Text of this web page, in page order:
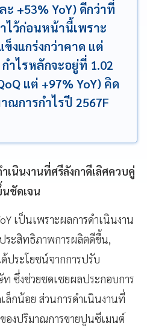
ะ +53% YoY) ดีกว่าที่
ไว้ก่อนหน้านี้เพราะ
งแกร่งกว่าคาด แต่
ำไรหลักจะอยู่ที่ 1.02
แต่ +97% YoY) คิด
ณการกำไรปี 2567F
เนินงานที่ศรีลังกาดีเลิศควบคู่
ชัดเจน
เป็นเพราะผลการดำเนินงาน
ระสิทธิภาพการผลิตดีขึ้น,
ประโยชน์จากการปรับ
ท ซึ่งช่วยชดเชยผลประกอบการ
ล็กน้อย ส่วนการดำเนินงานที่
องปริมาณการขายปูนซีเมนต์